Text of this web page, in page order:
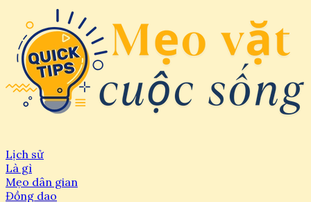
Lịch sử
Là gì
Mẹo dân gian
Đồng dao